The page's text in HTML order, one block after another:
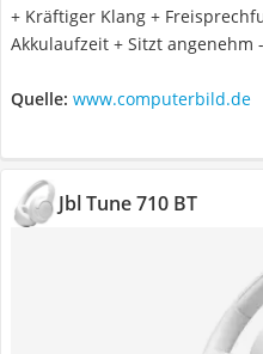
+ Kräftiger Klang +
Quelle: www.computerbild.de
Jbl Tune 710 BT